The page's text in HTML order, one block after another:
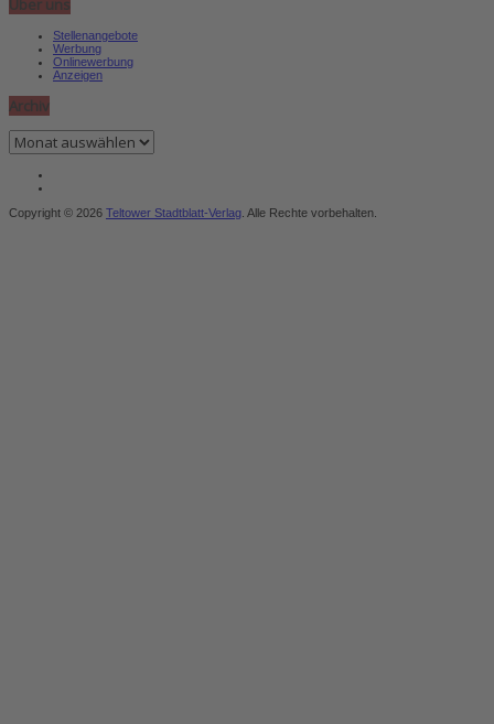
Über uns
Stellenangebote
Werbung
Onlinewerbung
Anzeigen
Archiv
Archiv
Copyright © 2026 Teltower Stadtblatt-Verlag . Alle Rechte vorbehalten.